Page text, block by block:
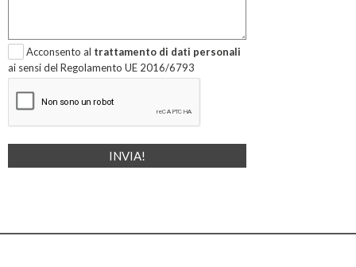
Acconsento al trattamento di dati personali
ai sensi del Regolamento UE 2016/6793